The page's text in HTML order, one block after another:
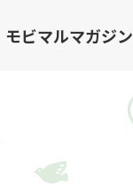
モビマルマガジン